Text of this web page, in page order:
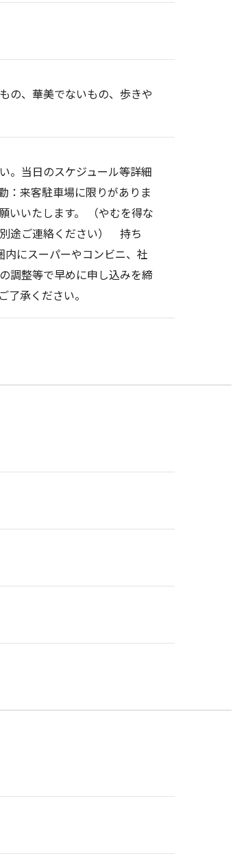
の、華美でないもの、歩きや
。当日のスケジュール等詳細
：来客駐車場に限りがありま
いいたします。 （やむを得な
途ご連絡ください） 持ち
にスーパーやコンビニ、社
調整等で早めに申し込みを締
承ください。